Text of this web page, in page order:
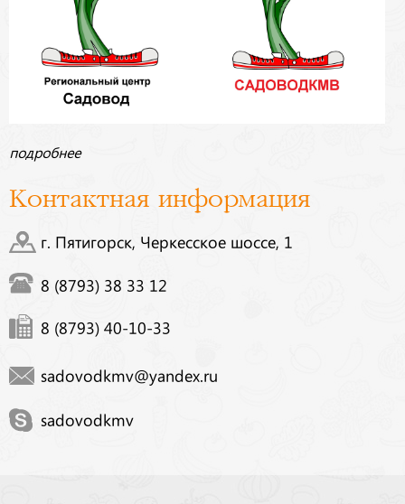
подробнее
Контактная информация
г. Пятигорск, Черкесское шоссе, 1
8 (8793) 38 33 12
8 (8793) 40-10-33
sadovodkmv@yandex.ru
sadovodkmv